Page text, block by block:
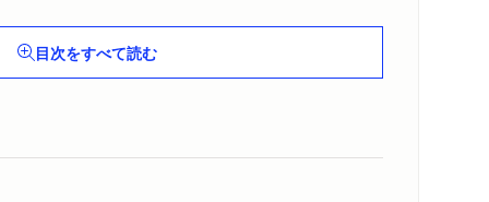
目次をすべて読む